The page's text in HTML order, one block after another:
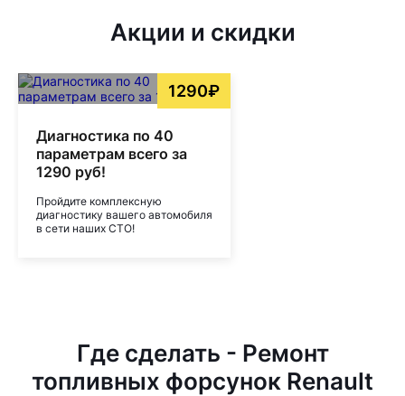
Акции и скидки
1290₽
Диагностика по 40
параметрам всего за
1290 руб!
Пройдите комплексную
диагностику вашего автомобиля
в сети наших СТО!
Где сделать - Ремонт
топливных форсунок Renault